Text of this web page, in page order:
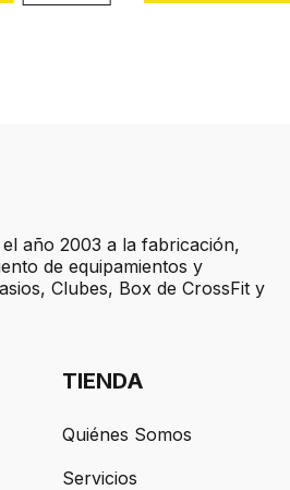
año 2003 a la fabricación,
de equipamientos y
Clubes, Box de CrossFit y
TIENDA
Quiénes Somos
Servicios